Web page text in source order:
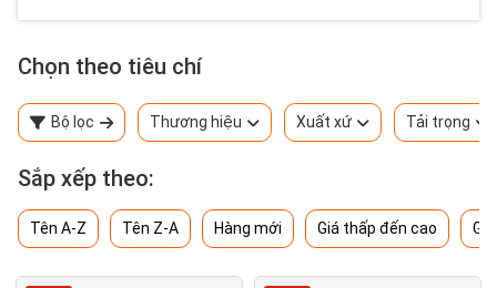
Chọn theo tiêu chí
Bộ lọc Thương hiệu Xuất xứ Tải trọng
Sắp xếp theo:
Tên A-Z Tên Z-A Hàng mới Giá thấp đến cao